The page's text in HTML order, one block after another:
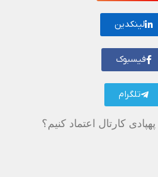
لینکدین
فیسبوک
تلگرام
کارتال اعتماد کنیم؟